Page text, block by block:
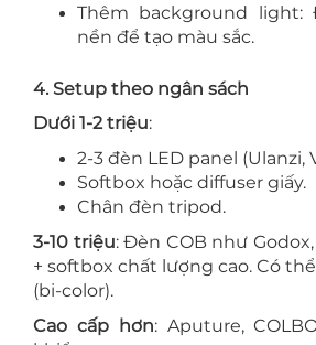
Thêm background light:
nền để tạo màu sắc.
4. Setup theo ngân sách
Dưới 1-2 triệu:
2-3 đèn LED panel (Ulanzi,
Softbox hoặc diffuser giấy.
Chân đèn tripod.
3-10 triệu: Đèn COB như
+ softbox chất lượng cao. Có
(bi-color).
Cao cấp hơn: Aputure,